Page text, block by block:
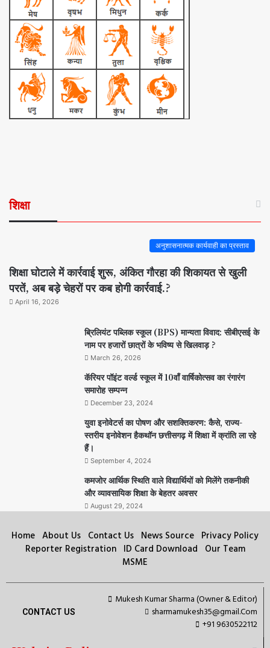
शिक्षा
अनुशासनात्मक कार्यवाही का प्रस्ताव
शिक्षा घोटाले में कार्रवाई शुरू, अंकित गौरहा की शिकायत से खुली
परतें, अब बड़े चेहरों पर कब होगी कार्रवाई.?
April 16, 2026
ब्रिलियंट पब्लिक स्कूल (BPS) मान्यता विवाद: सीबीएसई के
नाम पर हजारों छात्रों के भविष्य से खिलवाड़ ?
March 26, 2026
कॅरियर पॉइंट वर्ल्ड स्कूल में 10वाँ वार्षिकोत्सव का रंगारंग
समारोह सम्पन्न
December 23, 2024
युवा इनोवेटर्स का पोषण और सशक्तिकरण: कैसे, राज्य-
स्तरीय इनोवेशन हैकथॉन छत्तीसगढ़ में शिक्षा में क्रांति ला रहे
हैं।
September 4, 2024
कमजोर आर्थिक स्थिति वाले विद्यार्थियों को मिलेंगे तकनीकी
और व्यावसायिक शिक्षा के बेहतर अवसर
August 29, 2024
Home About Us Contact Us News Source Privacy Policy
Reporter Registration ID Card Download Our Team
MSME
CONTACT US
Mukesh Kumar Sharma (Owner & Editor)
sharmamukesh35@gmail.Com
+91 9630522112